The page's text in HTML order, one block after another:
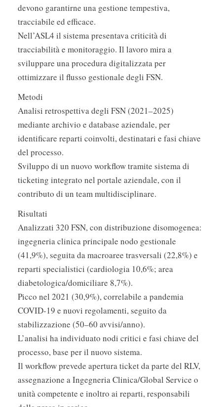
devono garantirne una gestione tempestiva,
tracciabile ed efficace.
Nell’ASL4 il sistema presentava criticità di
tracciabilità e monitoraggio. Il lavoro mira a
sviluppare una procedura digitalizzata per
ottimizzare il flusso gestionale degli FSN.
Metodi
Analisi retrospettiva degli FSN (2021–2025)
mediante archivio e database aziendale, per
identificare reparti coinvolti, destinatari e fasi chiave
del processo.
Sviluppo di un nuovo workflow tramite sistema di
ticketing integrato nel portale aziendale, con il
contributo di un team multidisciplinare.
Risultati
Analizzati 320 FSN, con distribuzione disomogenea:
ingegneria clinica principale nodo gestionale
(41,9%), seguita da macroaree trasversali (22,8%) e
reparti specialistici (cardiologia 10,6%; area
diabetologica/domiciliare 8,7%).
Picco nel 2021 (30,9%), correlabile a pandemia
COVID-19 e nuovi regolamenti, seguito da
stabilizzazione (50–60 avvisi/anno).
L’analisi ha individuato nodi critici e fasi chiave del
processo, base per il nuovo sistema.
Il workflow prevede apertura ticket da parte del RLV,
assegnazione a Ingegneria Clinica/Global Service o
unità competente e inoltro ai reparti, responsabili